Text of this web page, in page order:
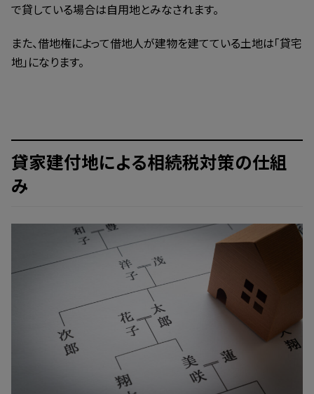
で貸している場合は自用地とみなされます。
また、借地権によって借地人が建物を建てている土地は「貸宅
地」になります。
貸家建付地による相続税対策の仕組
み